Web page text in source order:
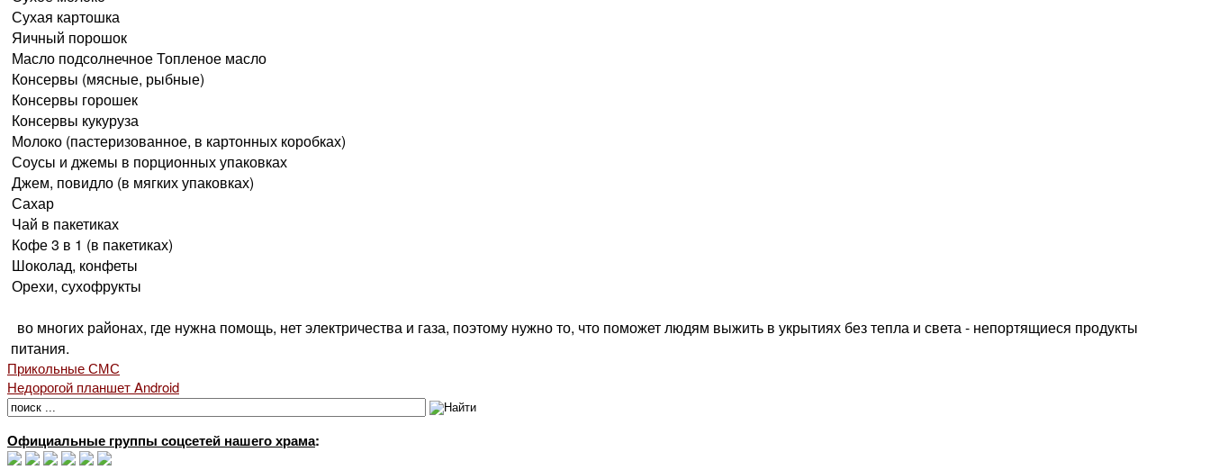
Сухая картошка
Яичный порошок
Масло подсолнечное Топленое масло
Консервы (мясные, рыбные)
Консервы горошек
Консервы кукуруза
Молоко (пастеризованное, в картонных коробках)
Соусы и джемы в порционных упаковках
Джем, повидло (в мягких упаковках)
Сахар
Чай в пакетиках
Кофе 3 в 1 (в пакетиках)
Шоколад, конфеты
Орехи, сухофрукты
во многих районах, где нужна помощь, нет электричества и газа, поэтому нужно то, что поможет людям выжить в укрытиях без тепла и света - непортящиеся продукты
питания.
Прикольные СМС
Недорогой планшет Android
Официальные группы соцсетей нашего храма: